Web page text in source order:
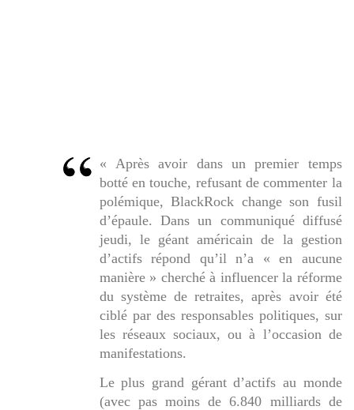
« Après avoir dans un premier temps
botté en touche, refusant de commenter la
polémique, BlackRock change son fusil
d’épaule. Dans un communiqué diffusé
jeudi, le géant américain de la gestion
d’actifs répond qu’il n’a « en aucune
manière » cherché à influencer la réforme
du système de retraites, après avoir été
ciblé par des responsables politiques, sur
les réseaux sociaux, ou à l’occasion de
manifestations.
Le plus grand gérant d’actifs au monde
(avec pas moins de 6.840 milliards de